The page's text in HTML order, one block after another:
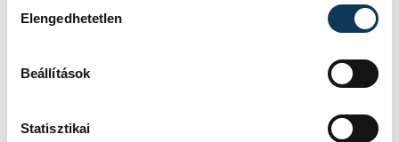
Elengedhetetlen
Beállítások
Statisztikai